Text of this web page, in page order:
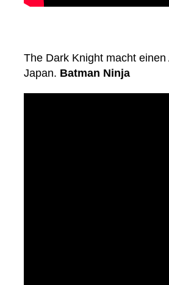
The Dark Knight macht einen
Japan. Batman Ninja